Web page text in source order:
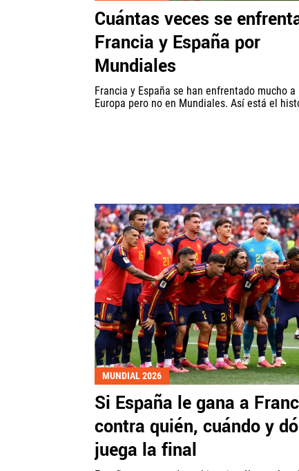
Cuántas veces se
Francia y España por
Mundiales
Francia y España se han enfrentado mucho a
Europa pero no en Mundiales. Así está el
MUNDIAL 2026
Si España le gana a
contra quién, cuándo y
juega la final